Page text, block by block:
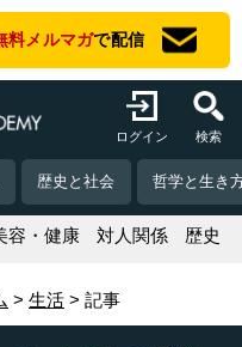
料メルマガで配信
ログイン 検索
歴史と社会 哲学と生き
容・健康 対人関係 歴史
生活 記事